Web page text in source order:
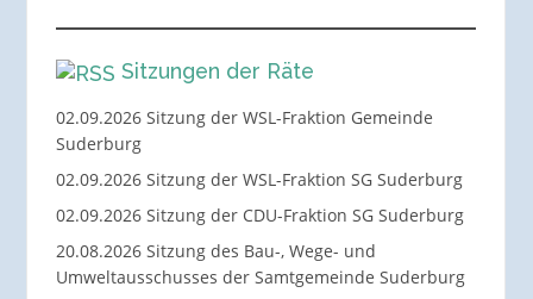
Sitzungen der Räte
02.09.2026 Sitzung der WSL-Fraktion Gemeinde
Suderburg
02.09.2026 Sitzung der WSL-Fraktion SG Suderburg
02.09.2026 Sitzung der CDU-Fraktion SG Suderburg
20.08.2026 Sitzung des Bau-, Wege- und
Umweltausschusses der Samtgemeinde Suderburg